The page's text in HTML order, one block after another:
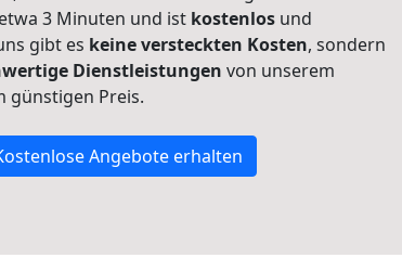
3 Minuten und ist kostenlos und
gibt es keine versteckten Kosten, sondern
Dienstleistungen von unserem
günstigen Preis.
Angebote erhalten